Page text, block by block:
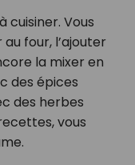
cuisiner. Vous
four, l’ajouter
la mixer en
des épices
des herbes
vous